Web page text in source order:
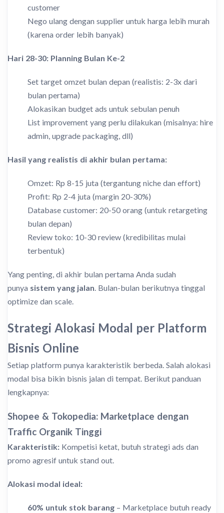
customer
Nego ulang dengan supplier untuk harga lebih murah
(karena order lebih banyak)
Hari 28-30: Planning Bulan Ke-2
Set target omzet bulan depan (realistis: 2-3x dari
bulan pertama)
Alokasikan budget ads untuk sebulan penuh
List improvement yang perlu dilakukan (misalnya: hire
admin, upgrade packaging, dll)
Hasil yang realistis di akhir bulan pertama:
Omzet: Rp 8-15 juta (tergantung niche dan effort)
Profit: Rp 2-4 juta (margin 20-30%)
Database customer: 20-50 orang (untuk retargeting
bulan depan)
Review toko: 10-30 review (kredibilitas mulai
terbentuk)
Yang penting, di akhir bulan pertama Anda sudah
punya sistem yang jalan. Bulan-bulan berikutnya tinggal
optimize dan scale.
Strategi Alokasi Modal per Platform
Bisnis Online
Setiap platform punya karakteristik berbeda. Salah alokasi
modal bisa bikin bisnis jalan di tempat. Berikut panduan
lengkapnya:
Shopee & Tokopedia: Marketplace dengan
Traffic Organik Tinggi
Karakteristik: Kompetisi ketat, butuh strategi ads dan
promo agresif untuk stand out.
Alokasi modal ideal:
60% untuk stok barang – Marketplace butuh ready